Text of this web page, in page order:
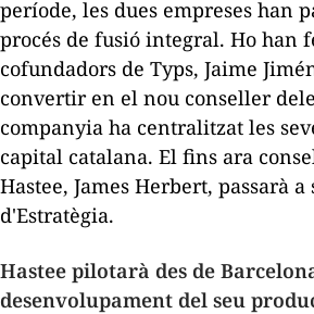
període, les dues empreses han
procés de fusió integral. Ho han
cofundadors de Typs, Jaime
convertir en el nou conseller
companyia ha centralitzat les
capital catalana. El fins ara
Hastee, James Herbert, passarà
d'Estratègia.
Hastee pilotarà des de
desenvolupament del seu